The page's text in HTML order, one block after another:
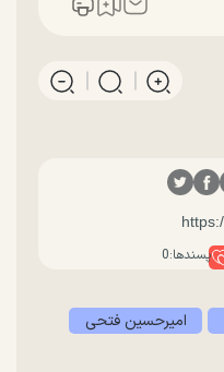
پسندها:0
امیرحسین فتحی